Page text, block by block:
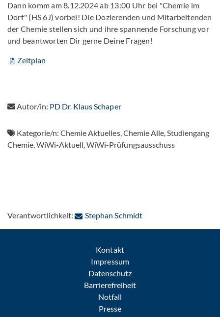
Dann komm am 8.12.2024 ab 13:00 Uhr bei "Chemie im
Dorf" (HS 6J) vorbei! Die Dozierenden und Mitarbeitenden
der Chemie stellen sich und ihre spannende Forschung vor
und beantworten Dir gerne Deine Fragen!
Zeitplan
Autor/in: PD Dr. Klaus Schaper
Kategorie/n:Chemie Aktuelles, Chemie Alle, Studiengang
Chemie, WiWi-Aktuell, WiWi-Prüfungsausschuss
Verantwortlichkeit: Stephan Schmidt: Per E-Mail
Kontakt
Impressum
Datenschutz
Barrierefreiheit
Notfall
Presse